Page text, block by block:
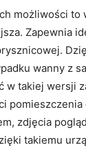
możliwości to
Zapewnia
wanny z
w takiej wersji
zdjęcia
takiemu